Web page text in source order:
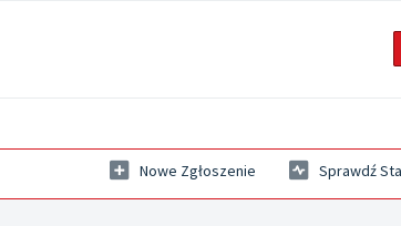
Nowe Zgłoszenie Sprawdź